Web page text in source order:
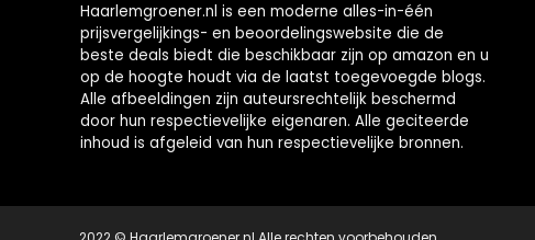
Haarlemgroener.nl is een moderne alles-in-één
prijsvergelijkings- en beoordelingswebsite die de
beste deals biedt die beschikbaar zijn op amazon en u
op de hoogte houdt via de laatst toegevoegde blogs.
Alle afbeeldingen zijn auteursrechtelijk beschermd
door hun respectievelijke eigenaren. Alle geciteerde
inhoud is afgeleid van hun respectievelijke bronnen.